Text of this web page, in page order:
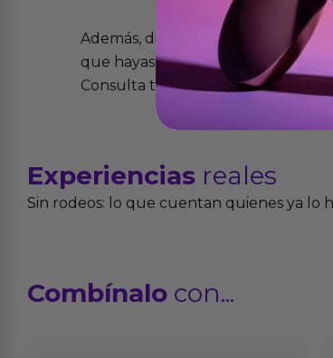
Además, dispones de 15 días
que hayas recibido y que
Consulta todos los detalles en
Experiencias reales
Sin rodeos: lo que cuentan quienes ya lo
Combínalo con...